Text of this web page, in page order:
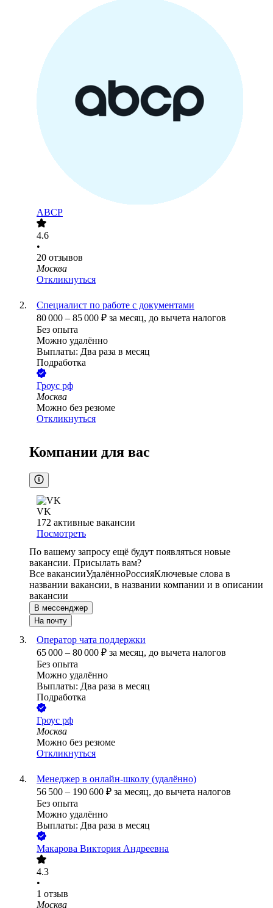
ABCP
4.6
•
20 отзывов
Москва
Откликнуться
Специалист по работе с документами
80 000 – 85 000 ₽ за месяц, до вычета налогов
Без опыта
Можно удалённо
Выплаты: Два раза в месяц
Подработка
Гроус рф
Москва
Можно без резюме
Откликнуться
Компании для вас
VK
172 активные вакансии
Посмотреть
По вашему запросу ещё будут появляться новые
вакансии. Присылать вам?
Все вакансииУдалённоРоссияКлючевые слова в
названии вакансии, в названии компании и в описании
вакансии
В мессенджер
На почту
Оператор чата поддержки
65 000 – 80 000 ₽ за месяц, до вычета налогов
Без опыта
Можно удалённо
Выплаты: Два раза в месяц
Подработка
Гроус рф
Москва
Можно без резюме
Откликнуться
Менеджер в онлайн-школу (удалённо)
56 500 – 190 600 ₽ за месяц, до вычета налогов
Без опыта
Можно удалённо
Выплаты: Два раза в месяц
Макарова Виктория Андреевна
4.3
•
1 отзыв
Москва